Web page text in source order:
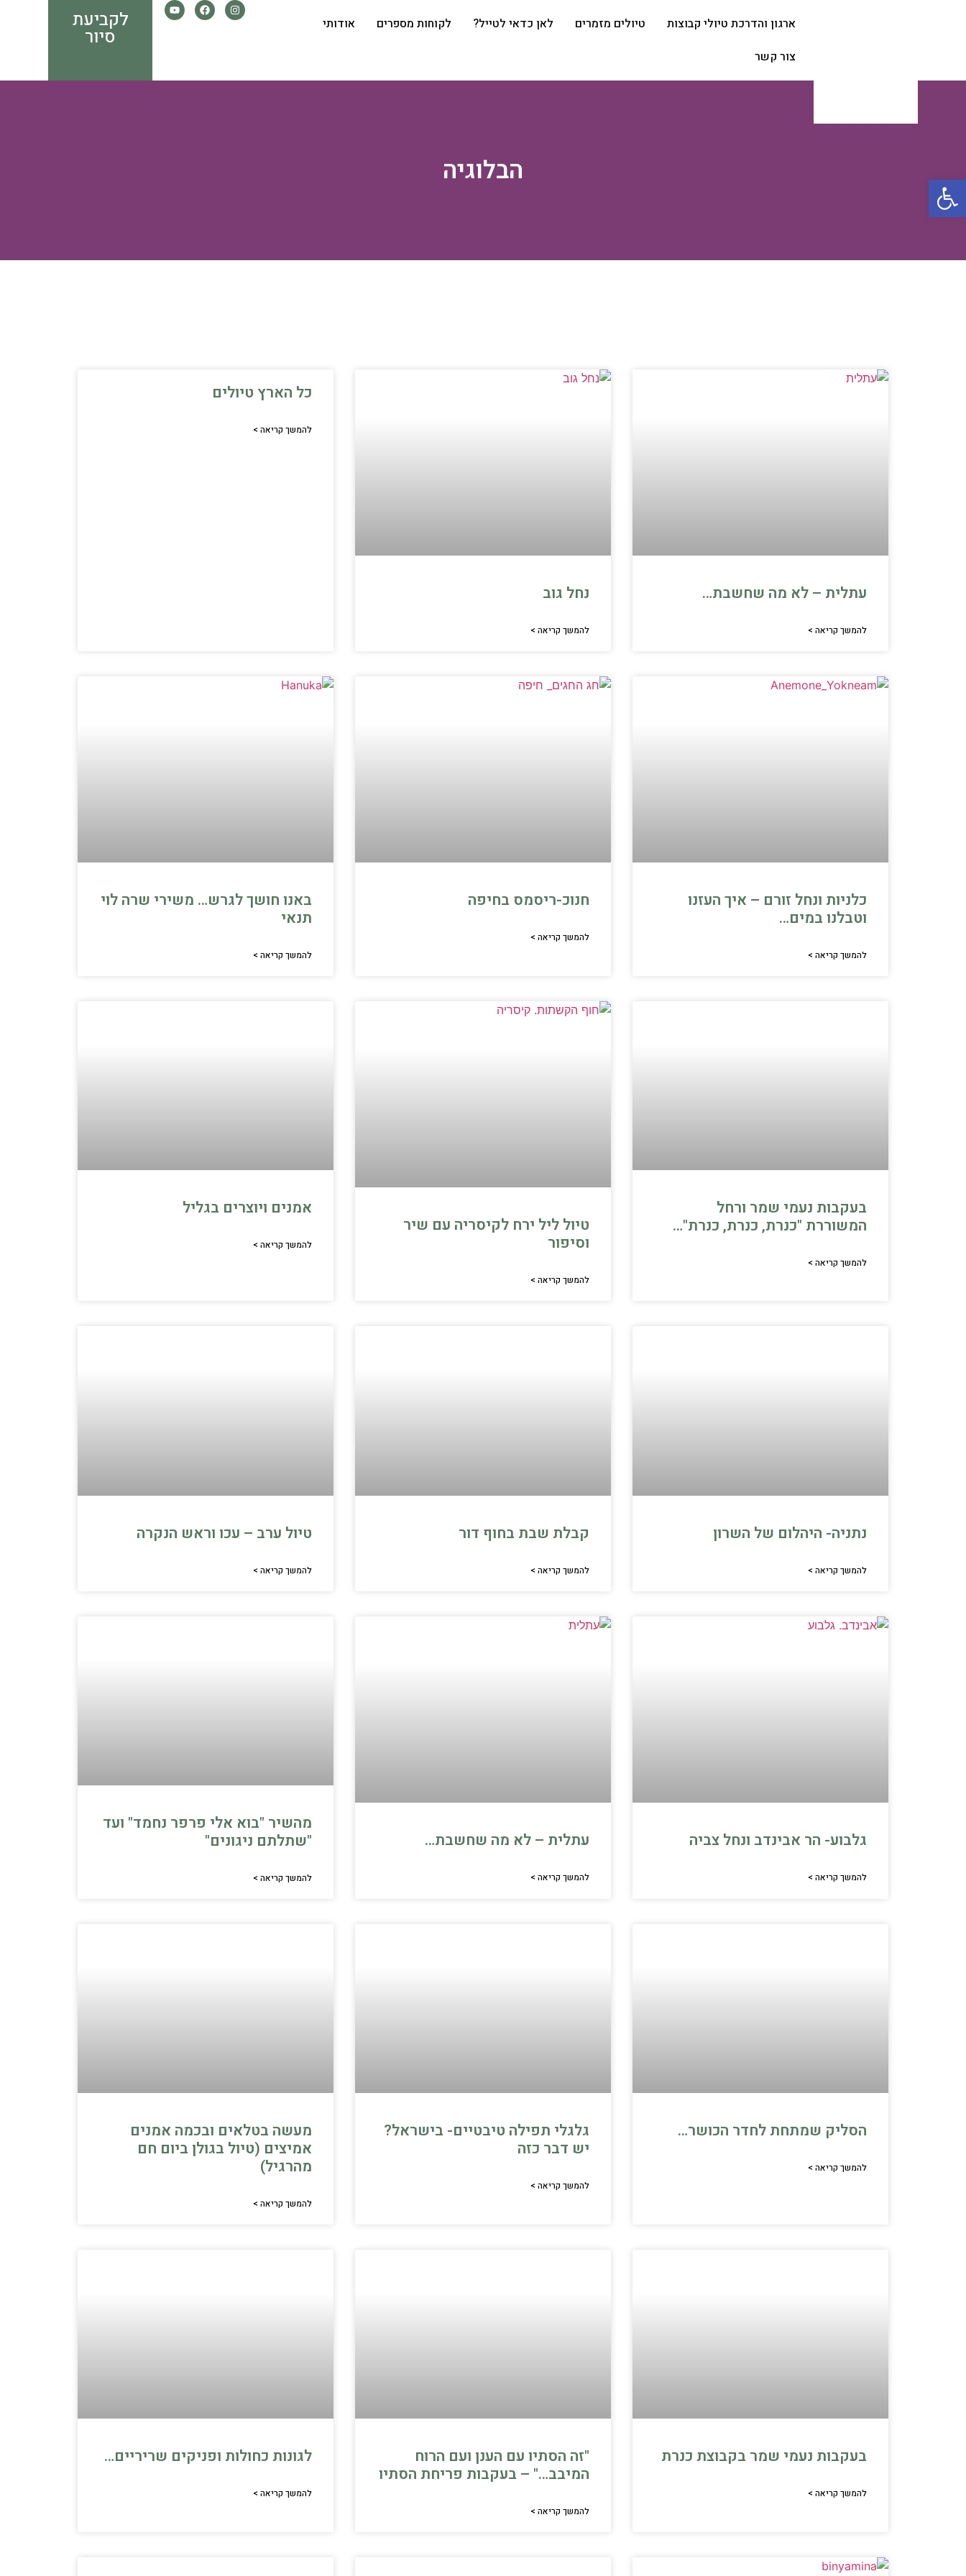
ארגון והדרכת טיולי קבוצות טיולים מזמרים לאן כדאי לטייל? לקוחות מספרים
אודותי
צור קשר
לקביעת
סיור
הבלוגיה
עתלית – לא מה שחשבת…
להמשך קריאה >
נחל גוב
להמשך קריאה >
כל הארץ טיולים
להמשך קריאה >
כלניות ונחל זורם – איך העזנו
וטבלנו במים…
להמשך קריאה >
חנוכ-ריסמס בחיפה
להמשך קריאה >
באנו חושך לגרש… משירי שרה לוי
תנאי
להמשך קריאה >
בעקבות נעמי שמר ורחל
המשוררת "כנרת, כנרת, כנרת"…
להמשך קריאה >
טיול ליל ירח לקיסריה עם שיר
וסיפור
להמשך קריאה >
אמנים ויוצרים בגליל
להמשך קריאה >
נתניה- היהלום של השרון
להמשך קריאה >
קבלת שבת בחוף דור
להמשך קריאה >
טיול ערב – עכו וראש הנקרה
להמשך קריאה >
גלבוע- הר אבינדב ונחל צביה
להמשך קריאה >
עתלית – לא מה שחשבת…
להמשך קריאה >
מהשיר "בוא אלי פרפר נחמד" ועד
"שתלתם ניגונים"
להמשך קריאה >
הסליק שמתחת לחדר הכושר…
להמשך קריאה >
גלגלי תפילה טיבטיים- בישראל?
יש דבר כזה
להמשך קריאה >
מעשה בטלאים ובכמה אמנים
אמיצים (טיול בגולן ביום חם
מהרגיל)
להמשך קריאה >
בעקבות נעמי שמר בקבוצת כנרת
להמשך קריאה >
"זה הסתיו עם הענן ועם הרוח
המיבב…" – בעקבות פריחת הסתיו
להמשך קריאה >
לגונות כחולות ופניקים שריריים…
להמשך קריאה >
פתח סרגל נגישות